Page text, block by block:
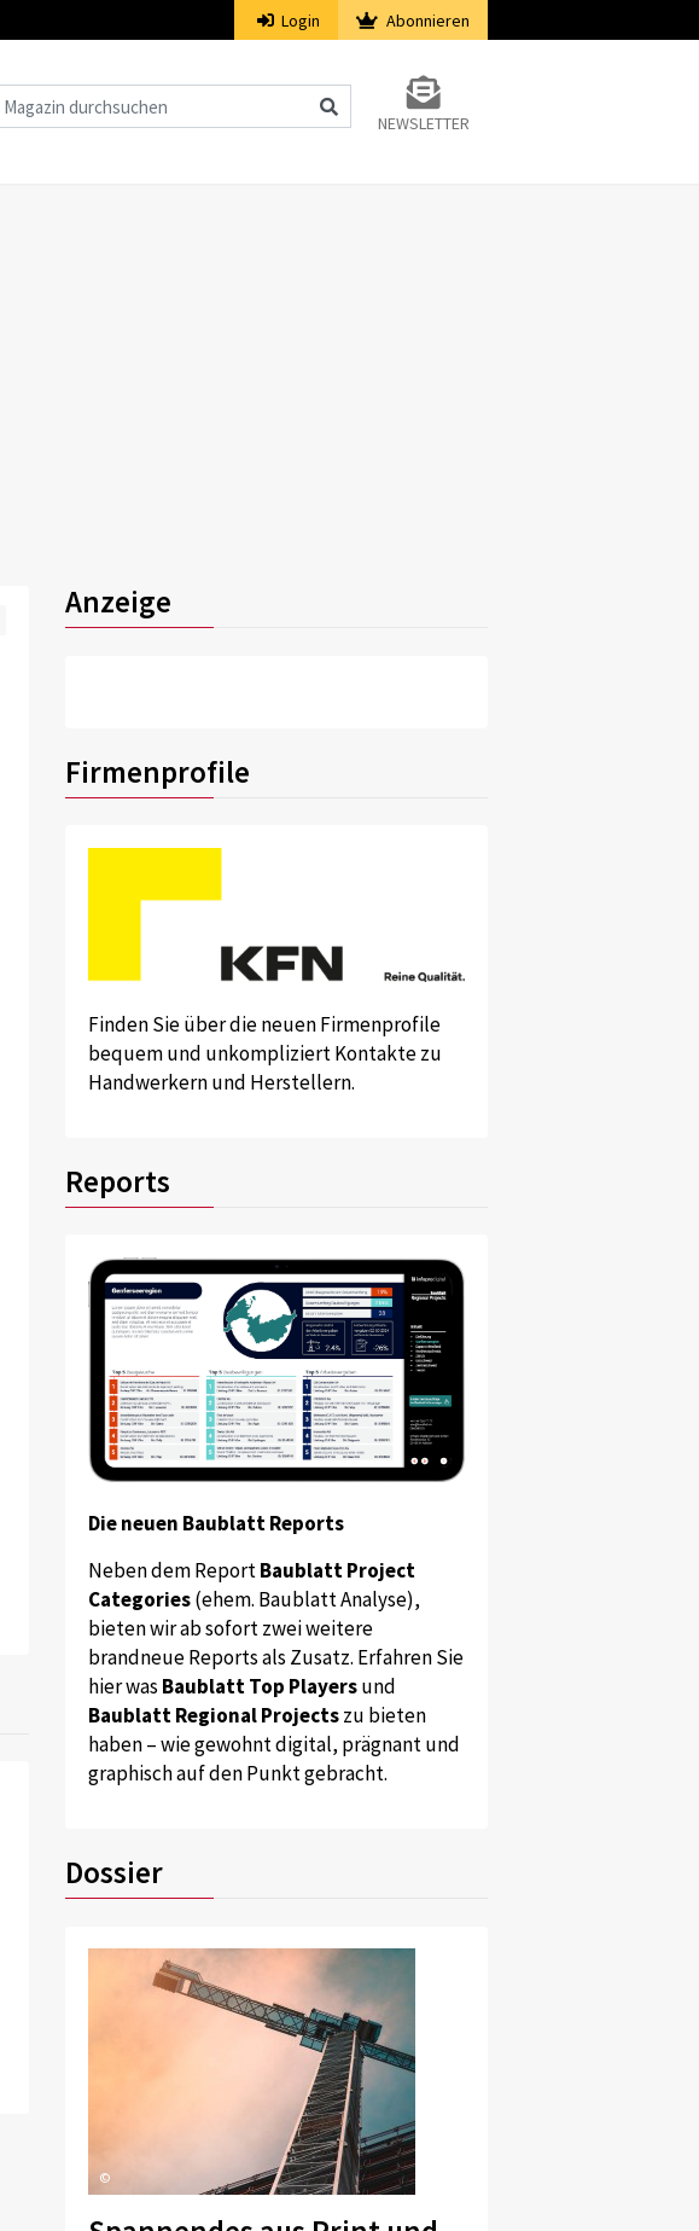
Login Abonnieren
NEWSLETTER
Anzeige
Firmenprofile
Finden Sie über die neuen Firmenprofile
bequem und unkompliziert Kontakte zu
Handwerkern und Herstellern.
Reports
Die neuen Baublatt Reports
Neben dem ReportBaublatt Project
Categories(ehem. Baublatt Analyse),
bieten wir ab sofort zwei weitere
brandneue Reports als Zusatz. Erfahren Sie
hier was Baublatt Top Playersund
Baublatt Regional Projectszu bieten
haben – wie gewohnt digital, prägnant und
graphisch auf den Punkt gebracht.
Dossier
©